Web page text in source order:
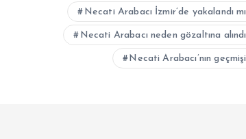
Necati Arabacı İzmir’de yakalandı mı
Necati Arabacı neden gözaltına alındı
Necati Arabacı’nın geçmişi